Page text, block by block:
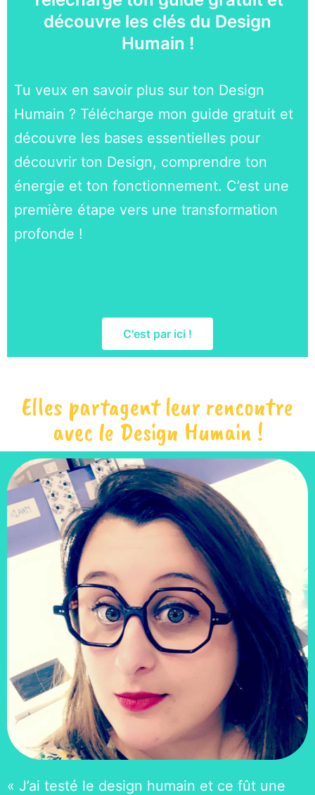
découvre les clés du Design
Humain !
Tu veux en savoir plus sur ton Design
Humain ? Télécharge mon guide gratuit et
découvre les bases essentielles pour
découvrir ton Design, comprendre ton
énergie et ton fonctionnement. C’est une
première étape vers une transformation
profonde !
C'est par ici !
Elles partagent leur rencontre
avec le Design Humain !
« J’ai testé le design humain et ce fût une